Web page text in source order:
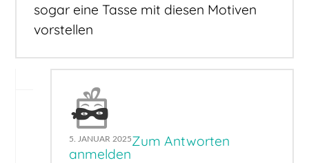
sogar eine Tasse mit diesen Motiven
vorstellen
5. JANUAR 2025Zum Antworten
anmelden